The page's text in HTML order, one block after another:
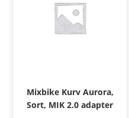
Mixbike Kurv Aurora,
Sort, MIK 2.0 adapter